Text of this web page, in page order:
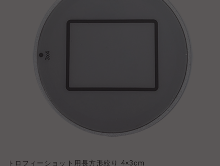
トロフィーショット用長方形絞り 4×3cm